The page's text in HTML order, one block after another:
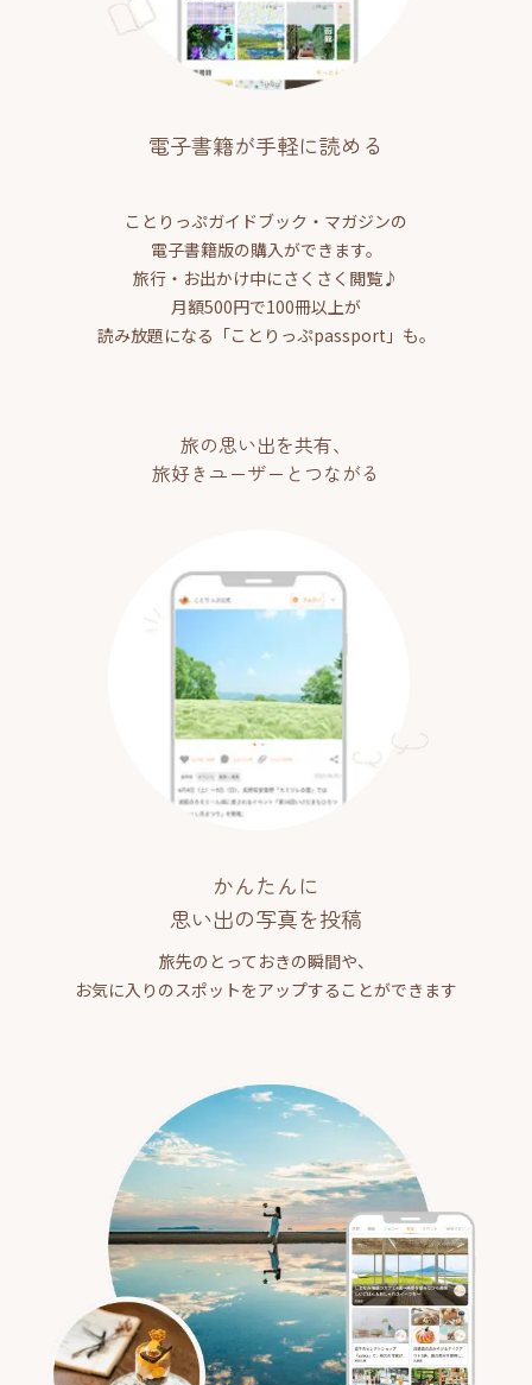
電子書籍が手軽に読める
ことりっぷガイドブック・マガジンの
電子書籍版の購入ができます。
旅行・お出かけ中にさくさく閲覧♪
月額500円で100冊以上が
読み放題になる「ことりっぷpassport」も。
旅の思い出を共有、
旅好きユーザーとつながる
かんたんに
思い出の写真を投稿
旅先のとっておきの瞬間や、
お気に入りのスポットをアップすることができます